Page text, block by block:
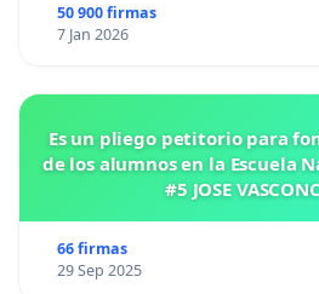
a cualquier ordenanza de la
¡FUERA LA OMS DE MÉXICO!
¡LA LIBERTAD SE EJERCE,
COMITÉ ORGANIZADOR DE
🔥🎸 Rock Por la Libertad
50 900 firmas
7 Jan 2026
Es un pliego petitorio para
de los alumnos en la Escuela
#5 JOSE
66 firmas
29 Sep 2025